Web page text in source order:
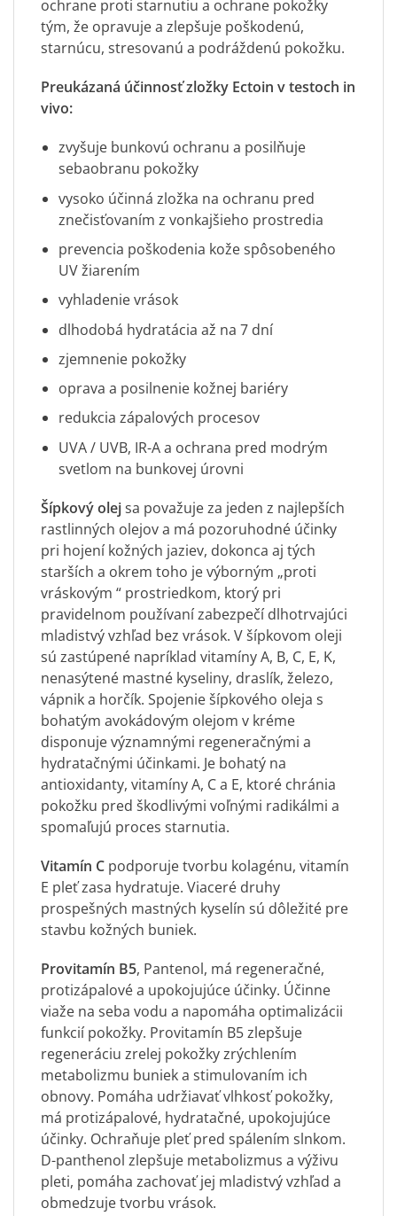
ochrane proti starnutiu a ochrane pokožky
tým, že opravuje a zlepšuje poškodenú,
starnúcu, stresovanú a podráždenú pokožku.
Preukázaná účinnosť zložky Ectoin v testoch in
vivo:
zvyšuje bunkovú ochranu a posilňuje
sebaobranu pokožky
vysoko účinná zložka na ochranu pred
znečisťovaním z vonkajšieho prostredia
prevencia poškodenia kože spôsobeného
UV žiarením
vyhladenie vrások
dlhodobá hydratácia až na 7 dní
zjemnenie pokožky
oprava a posilnenie kožnej bariéry
redukcia zápalových procesov
UVA / UVB, IR-A a ochrana pred modrým
svetlom na bunkovej úrovni
Šípkový olejsa považuje za jeden z najlepších
rastlinných olejov a má pozoruhodné účinky
pri hojení kožných jaziev, dokonca aj tých
starších a okrem toho je výborným „proti
vráskovým “ prostriedkom, ktorý pri
pravidelnom používaní zabezpečí dlhotrvajúci
mladistvý vzhľad bez vrások. V šípkovom oleji
sú zastúpené napríklad vitamíny A, B, C, E, K,
nenasýtené mastné kyseliny, draslík, železo,
vápnik a horčík. Spojenie šípkového oleja s
bohatým avokádovým olejom v kréme
disponuje významnými regeneračnými a
hydratačnými účinkami. Je bohatý na
antioxidanty, vitamíny A, C a E, ktoré chránia
pokožku pred škodlivými voľnými radikálmi a
spomaľujú proces starnutia.
Vitamín C podporuje tvorbu kolagénu, vitamín
E pleť zasa hydratuje. Viaceré druhy
prospešných mastných kyselín sú dôležité pre
stavbu kožných buniek.
Provitamín B5, Pantenol, má regeneračné,
protizápalové a upokojujúce účinky. Účinne
viaže na seba vodu a napomáha optimalizácii
funkcií pokožky. Provitamín B5 zlepšuje
regeneráciu zrelej pokožky zrýchlením
metabolizmu buniek a stimulovaním ich
obnovy. Pomáha udržiavať vlhkosť pokožky,
má protizápalové, hydratačné, upokojujúce
účinky. Ochraňuje pleť pred spálením slnkom.
D-panthenol zlepšuje metabolizmus a výživu
pleti, pomáha zachovať jej mladistvý vzhľad a
obmedzuje tvorbu vrások.